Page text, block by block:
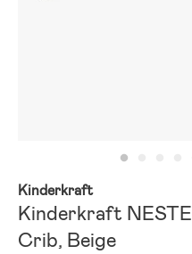
Kinderkraft
Kinderkraft
Crib, Beige